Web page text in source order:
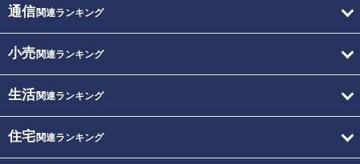
通信関連ランキング
小売関連ランキング
生活関連ランキング
住宅関連ランキング